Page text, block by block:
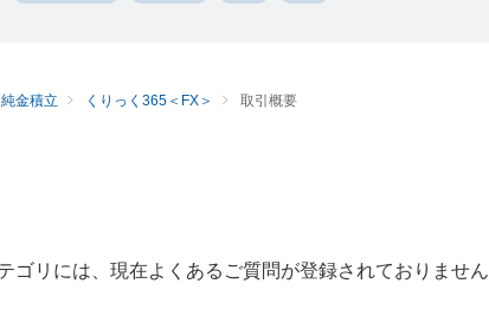
金積立 くりっく365＜FX＞ 取引概要
ゴリには、現在よくあるご質問が登録されておりませ